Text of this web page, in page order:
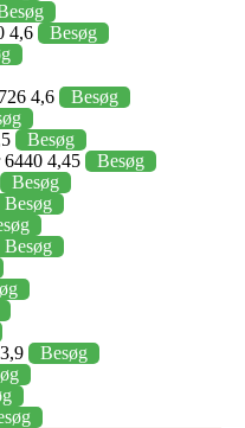
4,6
Besøg
4,6
Besøg
Besøg
6440 4,45
Besøg
Besøg
Besøg
Besøg
Besøg